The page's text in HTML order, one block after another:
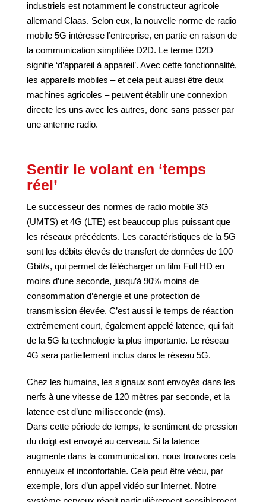
industriels est notamment le constructeur agricole
allemand Claas. Selon eux, la nouvelle norme de radio
mobile 5G intéresse l’entreprise, en partie en raison de
la communication simplifiée D2D. Le terme D2D
signifie ‘d’appareil à appareil’. Avec cette fonctionnalité,
les appareils mobiles – et cela peut aussi être deux
machines agricoles – peuvent établir une connexion
directe les uns avec les autres, donc sans passer par
une antenne radio.
Sentir le volant en ‘temps
réel’
Le successeur des normes de radio mobile 3G
(UMTS) et 4G (LTE) est beaucoup plus puissant que
les réseaux précédents. Les caractéristiques de la 5G
sont les débits élevés de transfert de données de 100
Gbit/s, qui permet de télécharger un film Full HD en
moins d’une seconde, jusqu’à 90% moins de
consommation d’énergie et une protection de
transmission élevée. C’est aussi le temps de réaction
extrêmement court, également appelé latence, qui fait
de la 5G la technologie la plus importante. Le réseau
4G sera partiellement inclus dans le réseau 5G.
Chez les humains, les signaux sont envoyés dans les
nerfs à une vitesse de 120 mètres par seconde, et la
latence est d’une milliseconde (ms).
Dans cette période de temps, le sentiment de pression
du doigt est envoyé au cerveau. Si la latence
augmente dans la communication, nous trouvons cela
ennuyeux et inconfortable. Cela peut être vécu, par
exemple, lors d’un appel vidéo sur Internet. Notre